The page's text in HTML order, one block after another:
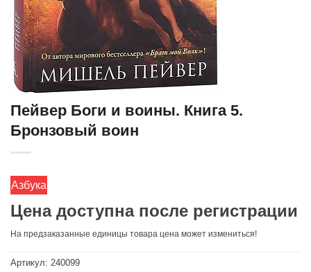
Пейвер Боги и воины. Книга 5.
Бронзовый воин
Азбука
Цена доступна после регистрации
На предзаказанные единицы товара цена может измениться!
Артикул: 240099